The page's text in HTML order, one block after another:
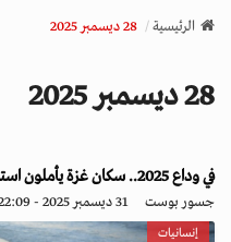
v
a
o
n
الرئيسية 28 ديسمبر 2025
28 ديسمبر 2025
في وداع 2025.. سكان غزة يأملون استقبال عام جديد يطوي آلام الماضي
جسور بوست 31 ديسمبر 2025 - 22:09
إنسانيات